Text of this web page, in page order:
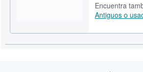
Encuentra
Antiguos o